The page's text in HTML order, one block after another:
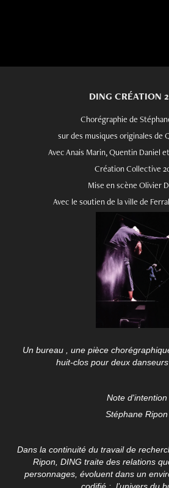
DING CRÉATION
Chorégraphie de
sur des musiques originales de
Avec Anais Marin, Quentin Daniel
Création Collective
Mise en scène Olivier
Avec le soutien de la ville de
Un bureau , une pièce
huit-clos pour deux danseurs
Note d'intention
Stéphane Ripon
Dans la continuité du travail de
Ripon, DING traite des relations
personnages, évoluent dans un